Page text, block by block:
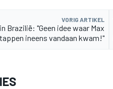
VORIG ARTIKEL
Brazilië: "Geen idee waar Max
ineens vandaan kwam!"